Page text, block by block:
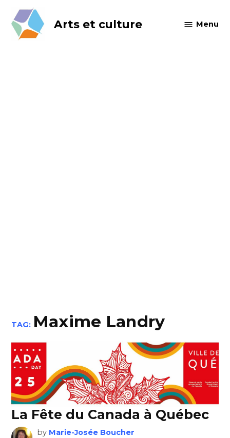
content
Arts et culture Menu
TAG: Maxime Landry
La Fête du Canada à Québec
by Marie-Josée Boucher